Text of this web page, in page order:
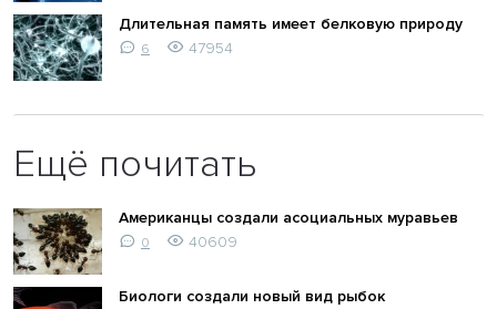
Длительная память имеет белковую природу
6 47954
Ещё почитать
Американцы создали асоциальных муравьев
0 40609
Биологи создали новый вид рыбок